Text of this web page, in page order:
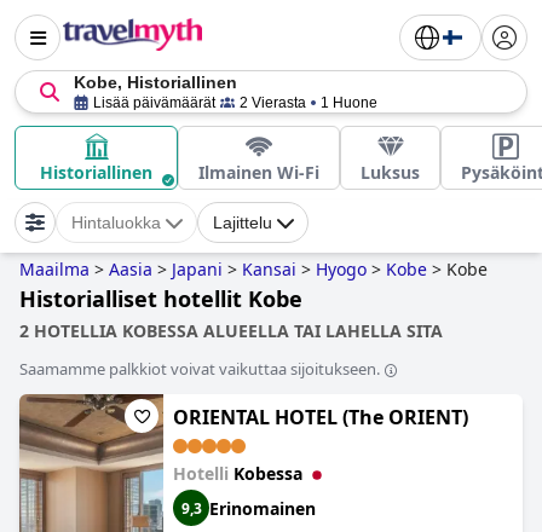
Kobe, Historiallinen
Lisää päivämäärät 2 Vierasta 1 Huone
Historiallinen Ilmainen Wi-Fi Luksus
Hintaluokka Lajittelu
Maailma > Aasia > Japani > Kansai > Hyogo > Kobe > Kobe
Historialliset hotellit Kobe
2 HOTELLIA KOBESSA ALUEELLA TAI LAHELLA SITA
Saamamme palkkiot voivat vaikuttaa sijoitukseen.
ORIENTAL HOTEL (The ORIENT)
Hotelli Kobessa
9,3 Erinomainen